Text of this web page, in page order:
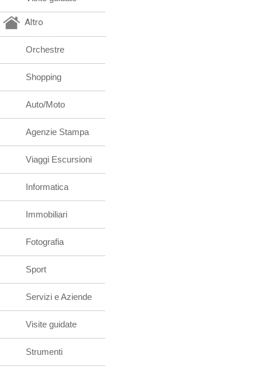
Altro
Orchestre
Shopping
Auto/Moto
Agenzie Stampa
Viaggi Escursioni
Informatica
Immobiliari
Fotografia
Sport
Servizi e Aziende
Visite guidate
Strumenti